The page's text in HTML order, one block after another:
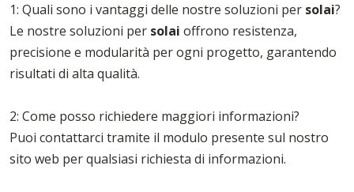
1: Quali sono i vantaggi delle nostre soluzioni per solai?
Le nostre soluzioni per solai offrono resistenza,
precisione e modularità per ogni progetto, garantendo
risultati di alta qualità.
2: Come posso richiedere maggiori informazioni?
Puoi contattarci tramite il modulo presente sul nostro
sito web per qualsiasi richiesta di informazioni.